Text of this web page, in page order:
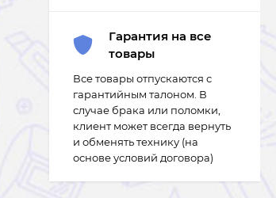
Гарантия на все
товары
Все товары отпускаются с
гарантийным талоном. В
случае брака или поломки,
клиент может всегда вернуть
и обменять технику (на
основе условий договора)